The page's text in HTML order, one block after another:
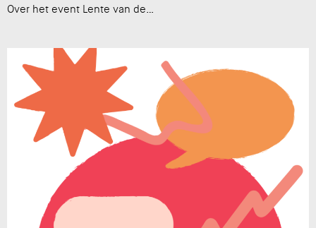
Over het event Lente van de…